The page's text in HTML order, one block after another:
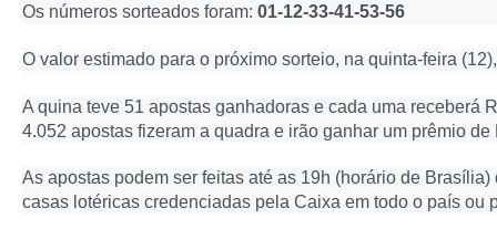
Os números sorteados foram: 01-12-33-41-53-56
O valor estimado para o próximo sorteio, na quinta-feira
A quina teve 51 apostas ganhadoras e cada uma receberá
4.052 apostas fizeram a quadra e irão ganhar um prêmio
As apostas podem ser feitas até as 19h (horário de
casas lotéricas credenciadas pela Caixa em todo o país ou